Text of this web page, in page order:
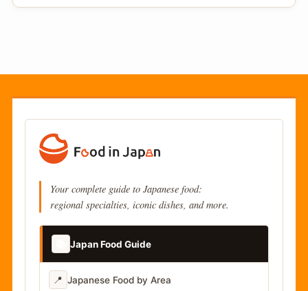
Your complete guide to Japanese food:
regional specialties, iconic dishes, and more.
Japan Food Guide
📍 Japanese Food by Area